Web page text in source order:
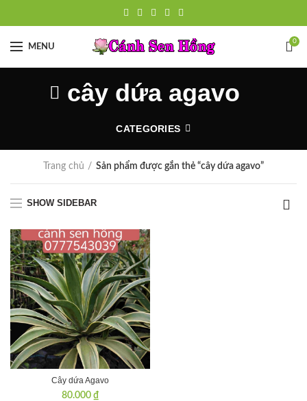
MENU
0
cây dứa agavo
CATEGORIES
Trang chủ Sản phẩm được gắn thẻ “cây dứa agavo”
SHOW SIDEBAR
Cây dứa Agavo
80.000 ₫